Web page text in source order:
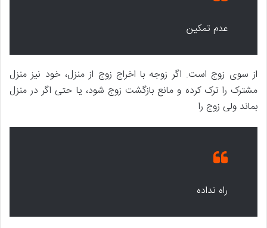
عدم تمکین
از سوی زوج است. اگر زوجه با اخراج زوج از منزل، خود نیز منزل
مشترک را ترک کرده و مانع بازگشت زوج شود، یا حتی اگر در منزل
بماند ولی زوج را
راه نداده